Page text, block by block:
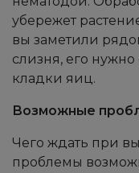
убережет
вы заметили
слизня, его
кладки яиц.
Возможные
Чего ждать при
проблемы